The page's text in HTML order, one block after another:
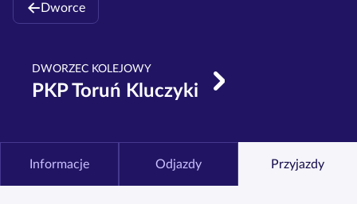
Dworce
DWORZEC KOLEJOWY
PKP Toruń Kluczyki
Informacje Odjazdy Przyjazdy